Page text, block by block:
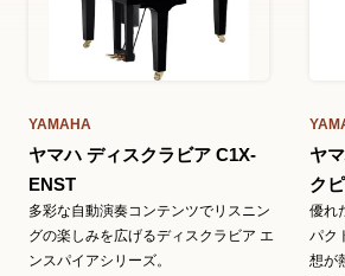
YAMAHA
ヤマハ ディスクラビア C1X-
ENST
多彩な自動演奏コンテンツでリスニン
グの楽しみを広げるディスクラビア エ
ンスパイアシリーズ。
ヤ
ク
優れ
パク
想が